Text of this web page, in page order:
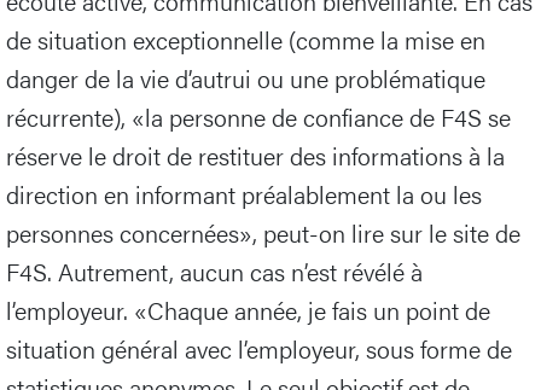
de situation exceptionnelle (comme la mise en
danger de la vie d’autrui ou une problématique
récurrente), «la personne de confiance de F4S se
réserve le droit de restituer des informations à la
direction en informant préalablement la ou les
personnes concernées», peut-on lire sur le site de
F4S. Autrement, aucun cas n’est révélé à
l’employeur. «Chaque année, je fais un point de
situation général avec l’employeur, sous forme de